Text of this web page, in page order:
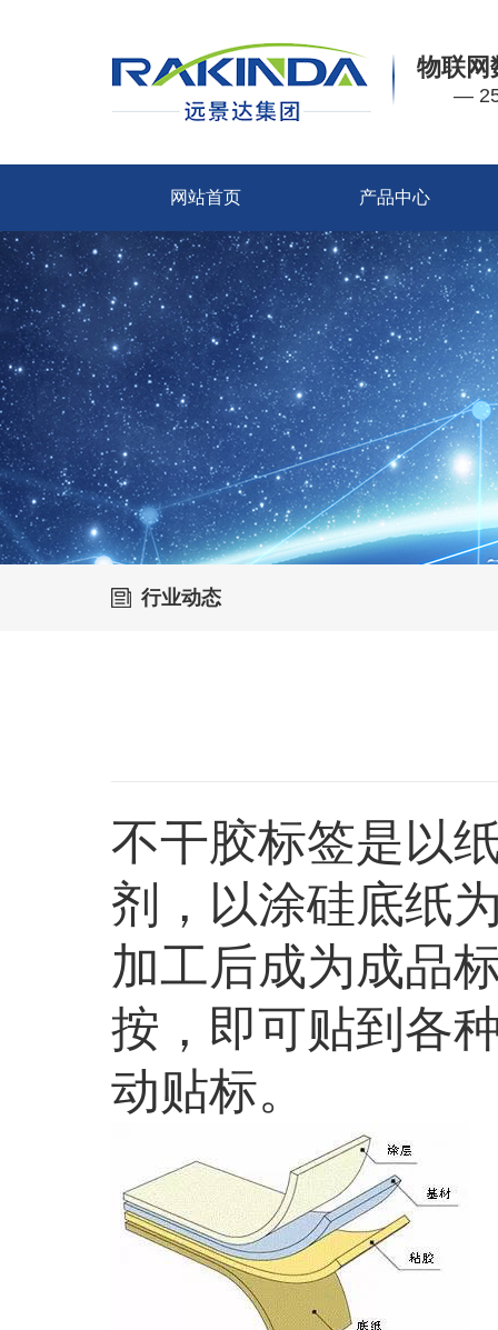
物联网
—
网站首页 产品中心
行业动态
不干胶标签是以
剂，以涂硅底纸
加工后成为成品
按，即可贴到各
动贴标。